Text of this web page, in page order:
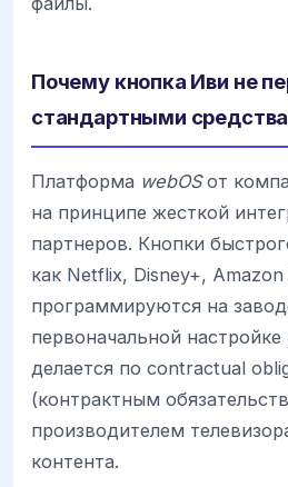
Почему кнопка Иви не
стандартными
Платформа webOSот
на принципе жесткой
партнеров. Кнопки
как Netflix, Disney+,
программируются на
первоначальной
делается по contractual
(контрактным
производителем
контента.